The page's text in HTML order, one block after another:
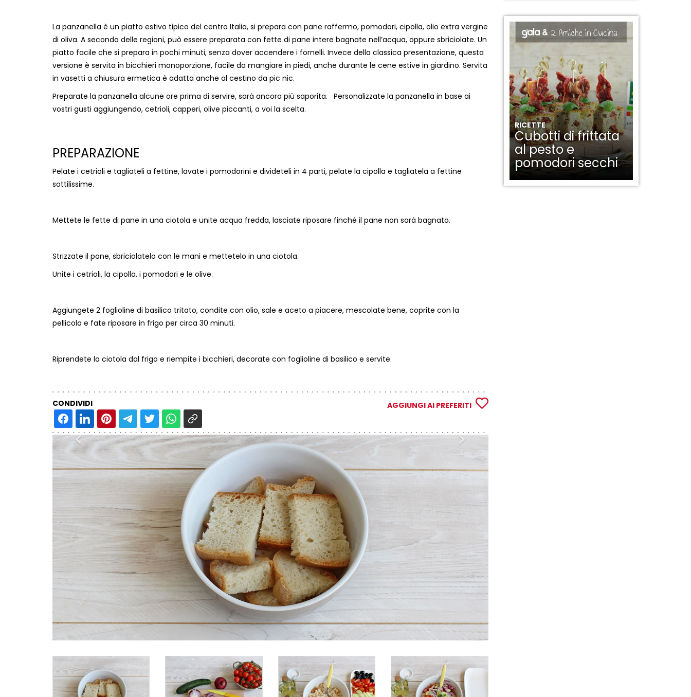
La panzanella è un piatto estivo tipico del centro Italia, si prepara con pane raffermo, pomodori, cipolla, olio extra vergine
di oliva. A seconda delle regioni, può essere preparata con fette di pane intere bagnate nell’acqua, oppure sbriciolate. Un
piatto facile che si prepara in pochi minuti, senza dover accendere i fornelli. Invece della classica presentazione, questa
versione è servita in bicchieri monoporzione, facile da mangiare in piedi, anche durante le cene estive in giardino. Servita
in vasetti a chiusura ermetica è adatta anche al cestino da pic nic.
Preparate la panzanella alcune ore prima di servire, sarà ancora più saporita. Personalizzate la panzanella in base ai
vostri gusti aggiungendo, cetrioli, capperi, olive piccanti, a voi la scelta.
PREPARAZIONE
Pelate i cetrioli e tagliateli a fettine, lavate i pomodorini e divideteli in 4 parti, pelate la cipolla e tagliatela a fettine
sottilissime.
Mettete le fette di pane in una ciotola e unite acqua fredda, lasciate riposare finché il pane non sarà bagnato.
Strizzate il pane, sbriciolatelo con le mani e mettetelo in una ciotola.
Unite i cetrioli, la cipolla, i pomodori e le olive.
Aggiungete 2 foglioline di basilico tritato, condite con olio, sale e aceto a piacere, mescolate bene, coprite con la
pellicola e fate riposare in frigo per circa 30 minuti.
Riprendete la ciotola dal frigo e riempite i bicchieri, decorate con foglioline di basilico e servite.
CONDIVIDI AGGIUNGI AI PREFERITI
Precedente Successivo
RICETTE
Cubotti di frittata
al pesto e
pomodori secchi